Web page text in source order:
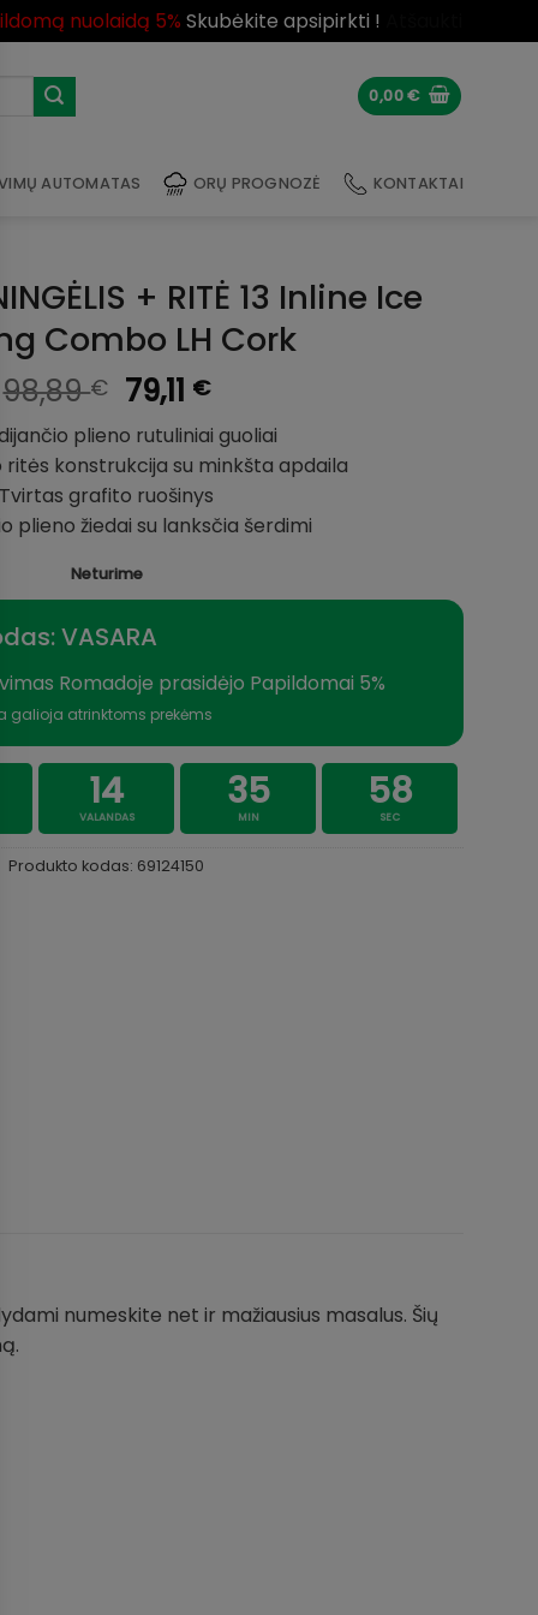
nuolaidą 5% Skubėkite apsipirkti !
0,00€
AUTOMATAS ORŲ PROGNOZĖ KONTAKTAI
+ RITĖ 13 Inline Ice
Combo LH Cork
98,89€ Original
price
was:
98,89 €.
79,11 €Current
price
is:
79,11 €.
plieno rutuliniai guoliai
ritės konstrukcija su minkšta apdaila
Tvirtas grafito ruošinys
plieno žiedai su lanksčia šerdimi
Neturime
VASARA
Romadoje prasidėjo Papildomai 5%
galioja atrinktoms prekėms
14
VALANDAS
35
MIN
57
SEC
Produkto kodas: 69124150
numeskite net ir mažiausius masalus. Šių